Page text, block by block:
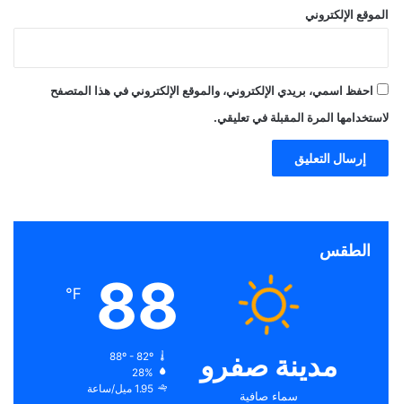
الموقع الإلكتروني
احفظ اسمي، بريدي الإلكتروني، والموقع الإلكتروني في هذا المتصفح
لاستخدامها المرة المقبلة في تعليقي.
الطقس
مدينة صفرو
سماء صافية
88
℉
88º - 82º
28%
1.95 ميل/ساعة